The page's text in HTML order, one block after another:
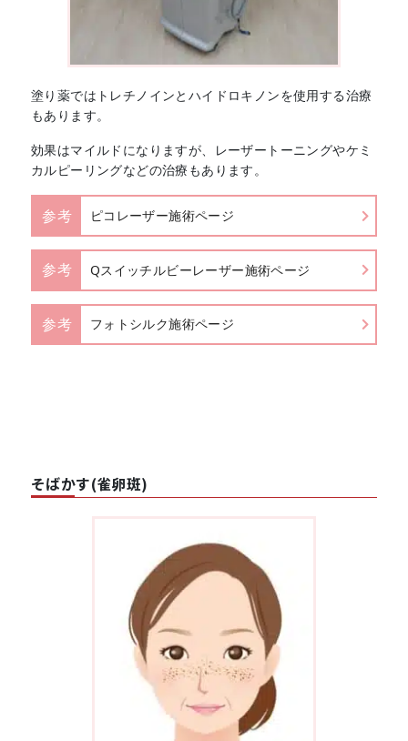
塗り薬ではトレチノインとハイドロキノンを使用する治療
もあります。
効果はマイルドになりますが、レーザートーニングやケミ
カルピーリングなどの治療もあります。
参考 ピコレーザー施術ページ
参考 Qスイッチルビーレーザー施術ページ
参考 フォトシルク施術ページ
そばかす(雀卵斑)